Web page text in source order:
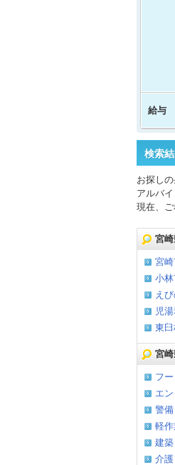
給与
検索
お探し
アルバ
現在、
宮
宮
小
え
児
東
宮
フ
エ
警
軽
建
介